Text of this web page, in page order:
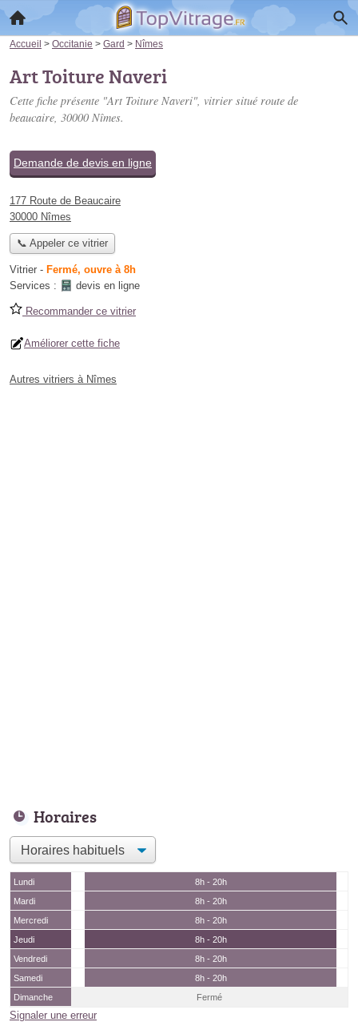
Accueil > Occitanie > Gard > Nîmes
Art Toiture Naveri
Cette fiche présente "Art Toiture Naveri", vitrier situé route de
beaucaire, 30000 Nîmes.
Demande de devis en ligne
177 Route de Beaucaire
30000 Nîmes
📞 Appeler ce vitrier
Vitrier - Fermé, ouvre à 8h
Services :
devis en ligne
Recommander ce vitrier
Améliorer cette fiche
Autres vitriers à Nîmes
Horaires
Lundi
8h - 20h
Mardi
8h - 20h
Mercredi
8h - 20h
Jeudi
8h - 20h
Vendredi
8h - 20h
Samedi
8h - 20h
Dimanche
Fermé
Signaler une erreur